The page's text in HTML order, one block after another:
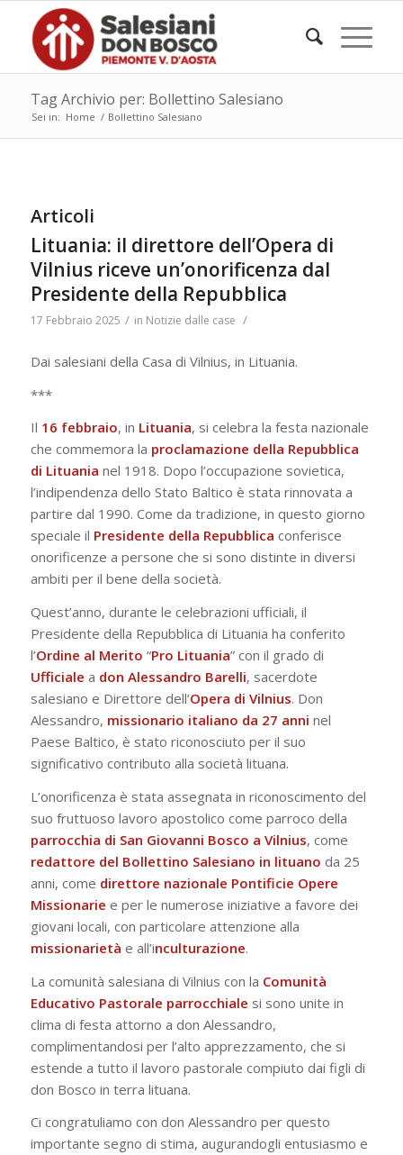
Tag Archivio per: Bollettino Salesiano
Sei in: Home / Bollettino Salesiano
Articoli
Lituania: il direttore dell’Opera di
Vilnius riceve un’onorificenza dal
Presidente della Repubblica
17 Febbraio 2025 / in Notizie dalle case /
Dai salesiani della Casa di Vilnius, in Lituania.
***
Il 16 febbraio, in Lituania, si celebra la festa nazionale
che commemora la proclamazione della Repubblica
di Lituania nel 1918. Dopo l’occupazione sovietica,
l’indipendenza dello Stato Baltico è stata rinnovata a
partire dal 1990. Come da tradizione, in questo giorno
speciale il Presidente della Repubblica conferisce
onorificenze a persone che si sono distinte in diversi
ambiti per il bene della società.
Quest’anno, durante le celebrazioni ufficiali, il
Presidente della Repubblica di Lituania ha conferito
l’Ordine al Merito “Pro Lituania” con il grado di
Ufficiale a don Alessandro Barelli, sacerdote
salesiano e Direttore dell’Opera di Vilnius. Don
Alessandro, missionario italiano da 27 anni nel
Paese Baltico, è stato riconosciuto per il suo
significativo contributo alla società lituana.
L’onorificenza è stata assegnata in riconoscimento del
suo fruttuoso lavoro apostolico come parroco della
parrocchia di San Giovanni Bosco a Vilnius, come
redattore del Bollettino Salesiano in lituano da 25
anni, come direttore nazionale Pontificie Opere
Missionarie e per le numerose iniziative a favore dei
giovani locali, con particolare attenzione alla
missionarietà e all’inculturazione.
La comunità salesiana di Vilnius con la Comunità
Educativo Pastorale parrocchiale si sono unite in
clima di festa attorno a don Alessandro,
complimentandosi per l’alto apprezzamento, che si
estende a tutto il lavoro pastorale compiuto dai figli di
don Bosco in terra lituana.
Ci congratuliamo con don Alessandro per questo
importante segno di stima, augurandogli entusiasmo e